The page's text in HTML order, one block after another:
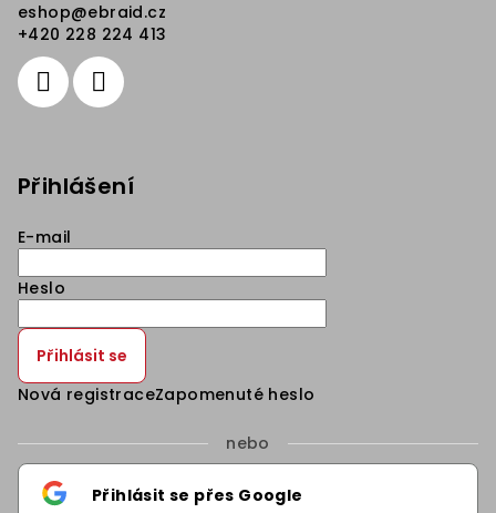
eshop@ebraid.cz
+420 228 224 413
Přihlášení
E-mail
Heslo
Přihlásit se
Nová registraceZapomenuté heslo
nebo
Přihlásit se přes Google